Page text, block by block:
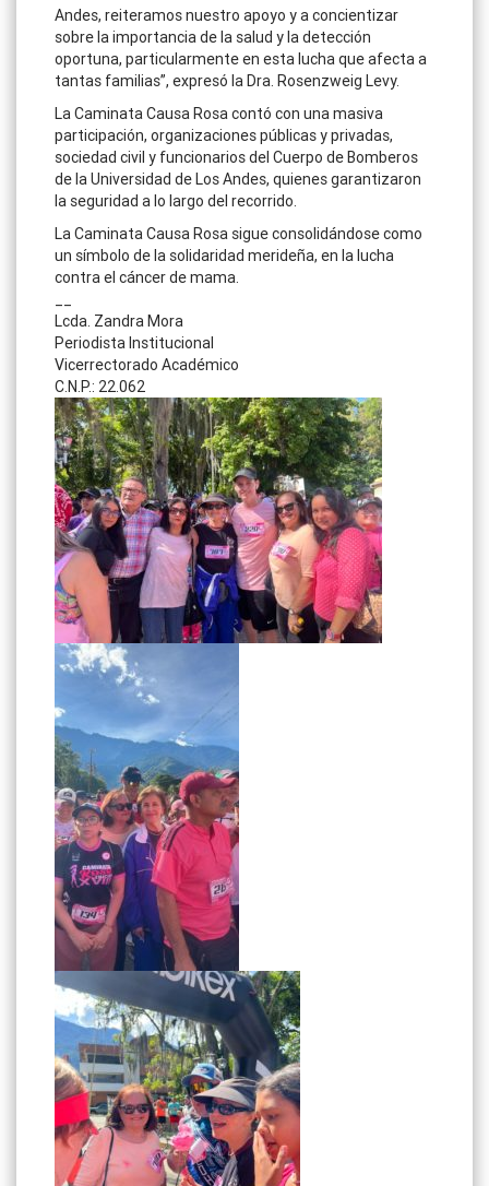
Andes, reiteramos nuestro apoyo y a concientizar
sobre la importancia de la salud y la detección
oportuna, particularmente en esta lucha que afecta a
tantas familias”, expresó la Dra. Rosenzweig Levy.
La Caminata Causa Rosa contó con una masiva
participación, organizaciones públicas y privadas,
sociedad civil y funcionarios del Cuerpo de Bomberos
de la Universidad de Los Andes, quienes garantizaron
la seguridad a lo largo del recorrido.
La Caminata Causa Rosa sigue consolidándose como
un símbolo de la solidaridad merideña, en la lucha
contra el cáncer de mama.
Lcda. Zandra Mora
Periodista Institucional
Vicerrectorado Académico
C.N.P.: 22.062